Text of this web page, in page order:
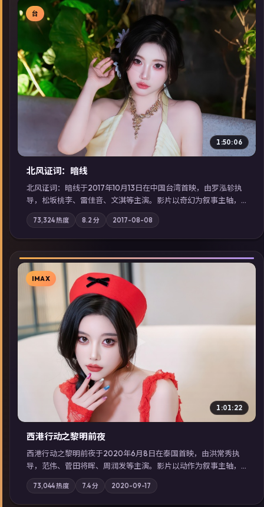
▶
台
1:50:06
北风证词：暗线
北风证词：暗线于2017年10月13日在中国台湾首映，由罗泓轸执
导，松坂桃李、雷佳音、文淇等主演。影片以奇幻为叙事主轴，
旧案重提，真相与谎言在同一条时间线上交锋；摄影与配乐强化
地域气质；站内亦可通过「国产免费观看高清电视剧在线看」延
展检索同类型高分佳作，畅享高清在线追剧体验。
73,324热度 8.2 分 2017-08-08
▶
IMAX
1:01:22
西港行动之黎明前夜
西港行动之黎明前夜于2020年6月8日在泰国首映，由洪常秀执
导，范伟、菅田将晖、周润发等主演。影片以动作为叙事主轴，
亲情与职责必须在倒计时结束前做出抉择；摄影与配乐强化地域
气质；站内亦可通过「国产免费观看高清电视剧在线看」延展检
索同类型高分佳作，畅享高清在线追剧体验。
73,044热度 7.4分 2020-09-17